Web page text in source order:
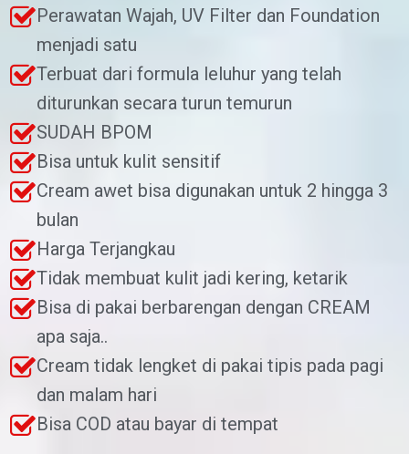
Perawatan Wajah, UV Filter dan Foundation
menjadi satu
Terbuat dari formula leluhur yang telah
diturunkan secara turun temurun
SUDAH BPOM
Bisa untuk kulit sensitif
Cream awet bisa digunakan untuk 2 hingga 3
bulan
Harga Terjangkau
Tidak membuat kulit jadi kering, ketarik
Bisa di pakai berbarengan dengan CREAM
apa saja..
Cream tidak lengket di pakai tipis pada pagi
dan malam hari
Bisa COD atau bayar di tempat